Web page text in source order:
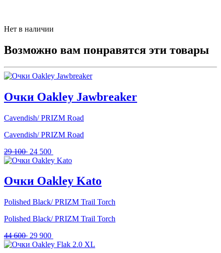
Нет в наличии
Возможно вам понравятся эти товары
Очки Oakley Jawbreaker
Cavendish/ PRIZM Road
Cavendish/ PRIZM Road
29 100 Первоначальная
цена
29
100 .
24 500
цена:
500 .
Очки Oakley Kato
Polished Black/ PRIZM Trail Torch
Polished Black/ PRIZM Trail Torch
44 600 Первоначальная
цена
29 900
цена: